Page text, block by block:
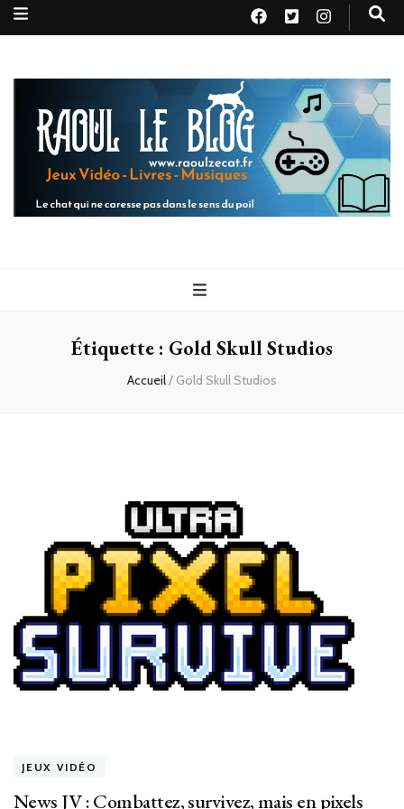
Raoul le
blog
Étiquette : Gold Skull Studios
Accueil/ Gold Skull Studios
JEUX VIDÉO
News JV : Combattez, survivez, mais en pixels